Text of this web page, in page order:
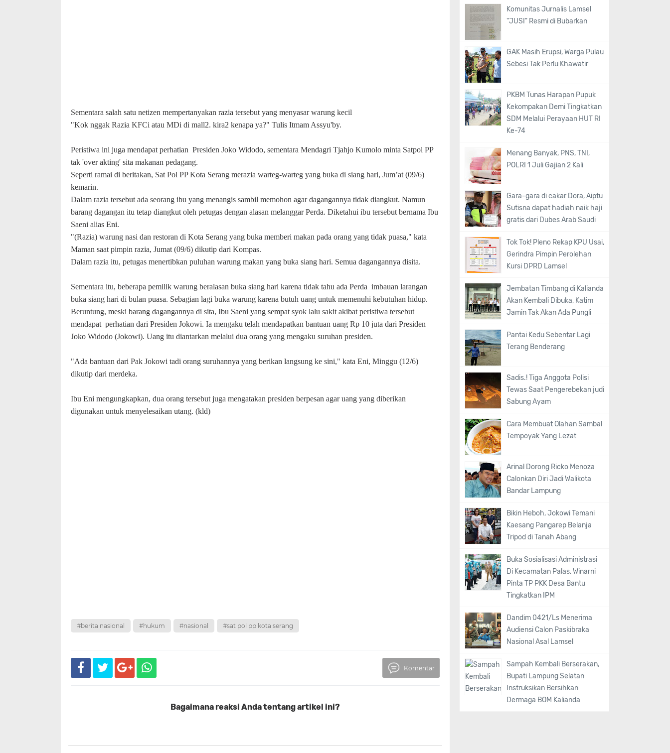
Sementara salah satu netizen mempertanyakan razia tersebut yang menyasar warung kecil
"Kok nggak Razia KFCi atau MDi di mall2. kira2 kenapa ya?" Tulis Itmam Assyu'by.
Peristiwa ini juga mendapat perhatian Presiden Joko Widodo, sementara Mendagri Tjahjo Kumolo minta Satpol PP
tak 'over akting' sita makanan pedagang.
Seperti ramai di beritakan, Sat Pol PPKota Serang merazia warteg-warteg yang buka di siang hari, Jum’at (09/6)
kemarin.
Dalam razia tersebut ada seorang ibu yang menangis sambil memohon agar dagangannya tidak diangkut. Namun
barang dagangan itu tetap diangkut oleh petugas dengan alasan melanggar Perda. Diketahui ibu tersebut bernama Ibu
Saeni alias Eni.
"(Razia) warung nasi dan restoran di Kota Serang yang buka memberi makan pada orang yang tidak puasa," kata
Maman saat pimpin razia, Jumat (09/6) dikutip dari Kompas.
Dalam razia itu, petugas menertibkan puluhan warung makan yang buka siang hari. Semua dagangannya disita.
Sementara itu, beberapa pemilik warung beralasan buka siang hari karena tidak tahu ada Perda imbauan larangan
buka siang hari di bulan puasa. Sebagian lagi buka warung karena butuh uang untuk memenuhi kebutuhan hidup.
Beruntung, meski barang dagangannya di sita, Ibu Saeni yang sempat syok lalu sakit akibat peristiwa tersebut
mendapat perhatian dari Presiden Jokowi. Ia mengaku telah mendapatkan bantuan uang Rp 10 juta dari Presiden
Joko Widodo (Jokowi). Uang itu diantarkan melalui dua orang yang mengaku suruhan presiden.
"Ada bantuan dari Pak Jokowi tadi orang suruhannya yang berikan langsung ke sini," kata Eni, Minggu (12/6)
dikutip dari merdeka.
Ibu Eni mengungkapkan, dua orang tersebut juga mengatakan presiden berpesan agar uang yang diberikan
digunakan untuk menyelesaikan utang. (kld)
#berita nasional #hukum #nasional #sat pol pp kota serang
Komentar
Bagaimana reaksi Anda tentang artikel ini?
Komunitas Jurnalis Lamsel
"JUSI" Resmi di Bubarkan
GAK Masih Erupsi, Warga Pulau
Sebesi Tak Perlu Khawatir
PKBM Tunas Harapan Pupuk
Kekompakan Demi Tingkatkan
SDM Melalui Perayaan HUT RI
Ke-74
Menang Banyak, PNS, TNI,
POLRI 1 Juli Gajian 2 Kali
Gara-gara di cakar Dora, Aiptu
Sutisna dapat hadiah naik haji
gratis dari Dubes Arab Saudi
Tok Tok! Pleno Rekap KPU Usai,
Gerindra Pimpin Perolehan
Kursi DPRD Lamsel
Jembatan Timbang di Kalianda
Akan Kembali Dibuka, Katim
Jamin Tak Akan Ada Pungli
Pantai Kedu Sebentar Lagi
Terang Benderang
Sadis.! Tiga Anggota Polisi
Tewas Saat Pengerebekan judi
Sabung Ayam
Cara Membuat Olahan Sambal
Tempoyak Yang Lezat
Arinal Dorong Ricko Menoza
Calonkan Diri Jadi Walikota
Bandar Lampung
Bikin Heboh, Jokowi Temani
Kaesang Pangarep Belanja
Tripod di Tanah Abang
Buka Sosialisasi Administrasi
Di Kecamatan Palas, Winarni
Pinta TP PKK Desa Bantu
Tingkatkan IPM
Dandim 0421/Ls Menerima
Audiensi Calon Paskibraka
Nasional Asal Lamsel
Sampah Kembali Berserakan,
Bupati Lampung Selatan
Instruksikan Bersihkan
Dermaga BOM Kalianda